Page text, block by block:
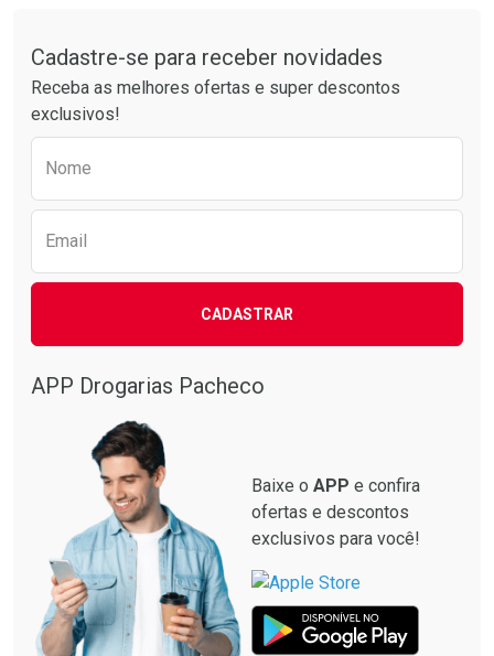
Laboratório
Por Menos Laboratório
Por Menos
Cadastre-se para receber novidades
Receba as melhores ofertas e super descontos
exclusivos!
Nome
Email
CADASTRAR
APP Drogarias Pacheco
Baixe o APP e confira
ofertas e descontos
exclusivos para você!